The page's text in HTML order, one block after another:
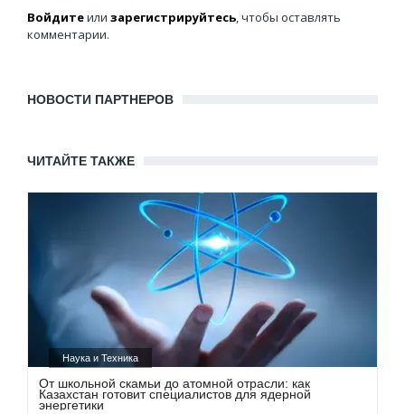
Войдитеили зарегистрируйтесь, чтобы оставлять
комментарии.
НОВОСТИ ПАРТНЕРОВ
ЧИТАЙТЕ ТАКЖЕ
Наука и Техника
От школьной скамьи до атомной отрасли: как
Казахстан готовит специалистов для ядерной
энергетики